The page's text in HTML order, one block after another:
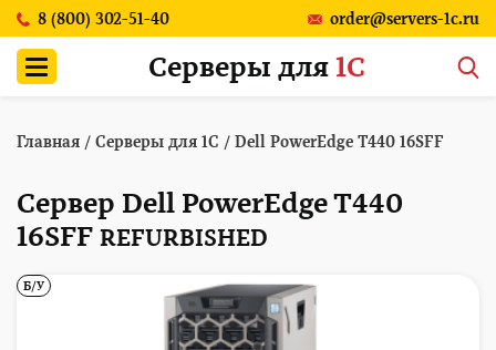
8 (800) 302-51-40 order@servers-1c.ru
Серверы для 1С
Главная / Серверы для 1С / Dell PowerEdge T440 16SFF
Сервер Dell PowerEdge T440
16SFF REFURBISHED
Б/У